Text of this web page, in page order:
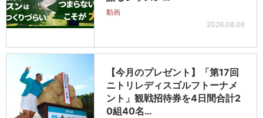
動画
2026.08.06
【今月のプレゼント】「第17回
ニトリレディスゴルフトーナメ
ント」観戦招待券を4日間合計2
0組40名…